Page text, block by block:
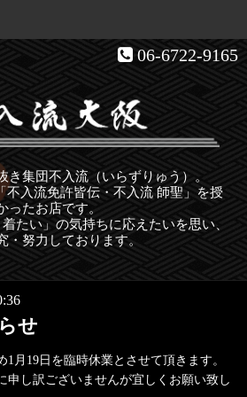
06-6722-9165
き集団不入流（いらずりゅう）。
不入流免許皆伝・不入流 師聖」を授
ったお店です。
たい」の気持ちに応えたいを思い、
・努力しております。
せ
月19日を臨時休業とさせて頂きます。
申し訳ございませんが宜しくお願い致し